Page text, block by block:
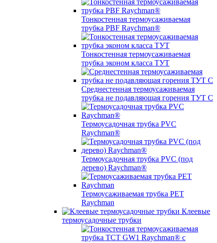
Тонкостенная термоусаживаемая
трубка PBF Raychman®
Тонкостенная термоусаживаемая
трубка эконом класса ТУТ
Среднестенная термоусаживаемая
трубка не подавляющая горения ТУТ С
Термоусадочная трубка PVC
Raychman®
Термоусадочная трубка PVC (под
дерево) Raychman®
Термоусаживаемая трубка PET
Raychman
Клеевые
термоусадочные трубки